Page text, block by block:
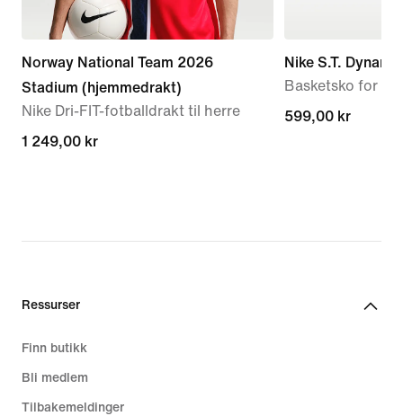
Norway National Team 2026
Stadium (hjemmedrakt)
Nike Dri-FIT-fotballdrakt til herre
1 249,00 kr
1 249,00 kr
Nike S.T.
Basketsko for
599,00 kr
599,00 kr
Ressurser
Finn butikk
Bli medlem
Tilbakemeldinger